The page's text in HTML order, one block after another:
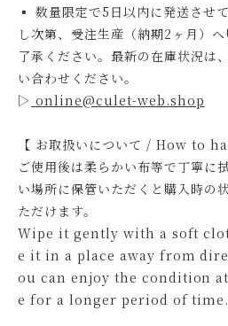
▪ 数量限定で5日以内に発送させ
し次第、受注生産（納期2ヶ月）
了承ください。最新の在庫状況は
い合わせください。
▷ online@culet-web.shop
【 お取扱いについて / How to
ご使用後は柔らかい布等で丁寧に
い場所に保管いただくと購入時の
ただけます。
Wipe it gently with a soft
e it in a place away from
ou can enjoy the condition
e for a longer period of time.